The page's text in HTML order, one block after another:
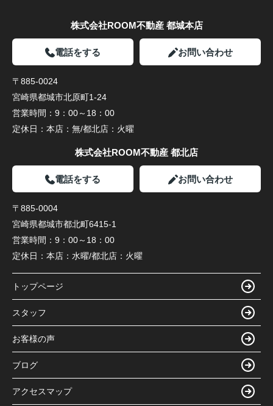
株式会社ROOM不動産 都城本店
電話をする お問い合わせ
〒885-0024
宮崎県都城市北原町1-24
営業時間： 9：00～18：00
定休日： 本店：無/都北店：火曜
株式会社ROOM不動産 都北店
電話をする お問い合わせ
〒885-0004
宮崎県都城市都北町6415-1
営業時間： 9：00～18：00
定休日： 本店：水曜/都北店：火曜
トップページ
スタッフ
お客様の声
ブログ
アクセスマップ